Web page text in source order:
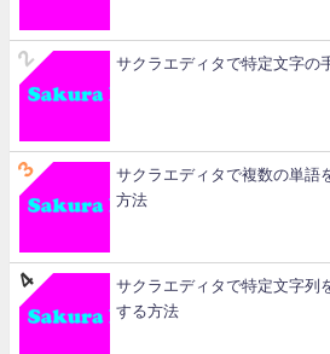
サクラエディタで特定文字の
サクラエディタで複数の単語
方法
サクラエディタで特定文字列
する方法